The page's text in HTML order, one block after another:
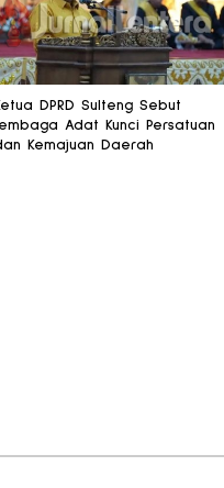
DPRD Sulteng Sebut
Adat Kunci Persatuan
Kemajuan Daerah